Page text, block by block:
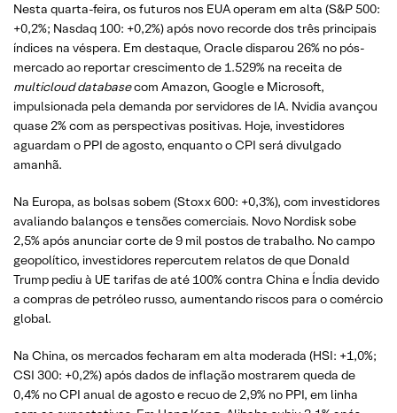
Nesta quarta-feira, os futuros nos EUA operam em alta (S&P 500:
+0,2%; Nasdaq 100: +0,2%) após novo recorde dos três principais
índices na véspera. Em destaque, Oracle disparou 26% no pós-
mercado ao reportar crescimento de 1.529% na receita de
multicloud databasecom Amazon, Google e Microsoft,
impulsionada pela demanda por servidores de IA. Nvidia avançou
quase 2% com as perspectivas positivas. Hoje, investidores
aguardam o PPI de agosto, enquanto o CPI será divulgado
amanhã.
Na Europa, as bolsas sobem (Stoxx 600: +0,3%), com investidores
avaliando balanços e tensões comerciais. Novo Nordisk sobe
2,5% após anunciar corte de 9 mil postos de trabalho. No campo
geopolítico, investidores repercutem relatos de que Donald
Trump pediu à UE tarifas de até 100% contra China e Índia devido
a compras de petróleo russo, aumentando riscos para o comércio
global.
Na China, os mercados fecharam em alta moderada (HSI: +1,0%;
CSI 300: +0,2%) após dados de inflação mostrarem queda de
0,4% no CPI anual de agosto e recuo de 2,9% no PPI, em linha